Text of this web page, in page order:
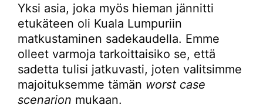
Yksi asia, joka myös hieman jännitti
etukäteen oli Kuala Lumpuriin
matkustaminen sadekaudella. Emme
olleet varmoja tarkoittaisiko se, että
sadetta tulisi jatkuvasti, joten valitsimme
majoituksemme tämän worst case
scenarion mukaan.